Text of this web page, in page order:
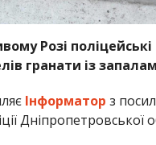
Розі
гранати із
Інформатор з
Дніпропетровської